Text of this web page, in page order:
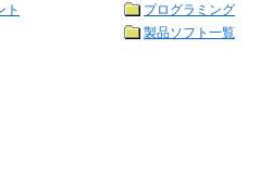
ト
プログラミング
製品ソフト一覧